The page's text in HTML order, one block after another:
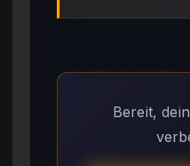
Bereit,